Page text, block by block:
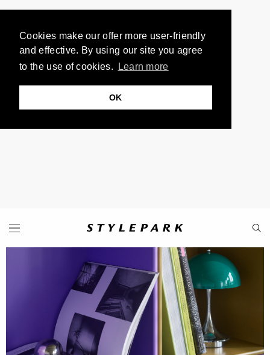
Cookies make our offer more user-friendly
and effective. By using our site you agree
to the use of cookies.
Learn more
OK